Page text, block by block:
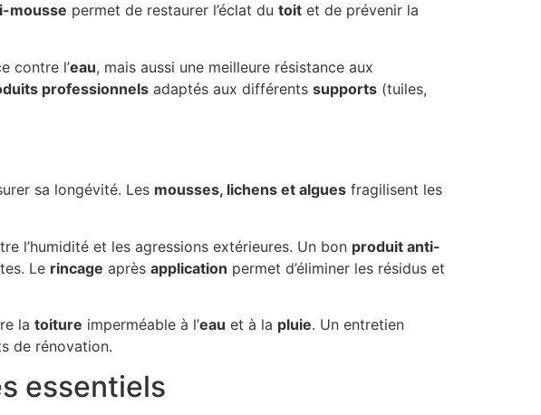
mousse permet de restaurer l’éclat du toit et de prévenir la
contre l’eau, mais aussi une meilleure résistance aux
professionnels adaptés aux différents supports (tuiles,
sa longévité. Les mousses, lichens et algues fragilisent les
l’humidité et les agressions extérieures. Un bon produit anti-
Le rincage après application permet d’éliminer les résidus et
la toiture imperméable à l’eau et à la pluie. Un entretien
de rénovation.
essentiels